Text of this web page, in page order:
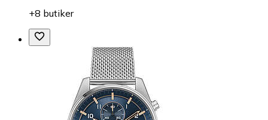
+8 butiker